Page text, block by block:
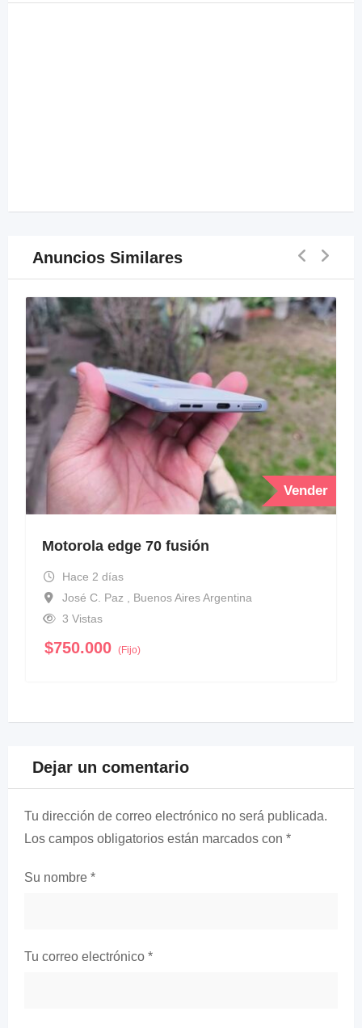
Anuncios Similares
Vender
Motorola edge 70 fusión
Hace 2 días
José C. Paz , Buenos Aires Argentina
3 Vistas
$750.000 (Fijo)
Dejar un comentario
Tu dirección de correo electrónico no será publicada.
Los campos obligatorios están marcados con *
Su nombre *
Tu correo electrónico *